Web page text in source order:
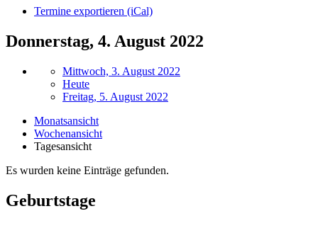
Termine exportieren (iCal)
Donnerstag, 4. August 2022
Mittwoch, 3. August 2022
Heute
Freitag, 5. August 2022
Monatsansicht
Wochenansicht
Tagesansicht
Es wurden keine Einträge gefunden.
Geburtstage